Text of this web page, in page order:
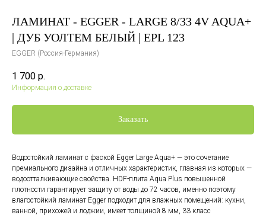
ЛАМИНАТ - EGGER - LARGE 8/33 4V AQUA+
| ДУБ УОЛТЕМ БЕЛЫЙ | EPL 123
EGGER (Россия-Германия)
1 700 р.
Информация о доставке
Заказать
Водостойкий ламинат с фаской Egger Large Aqua+ — это сочетание
премиального дизайна и отличных характеристик, главная из которых —
водоотталкивающие свойства. HDF-плита Aqua Plus повышенной
плотности гарантирует защиту от воды до 72 часов, именно поэтому
влагостойкий ламинат Egger подходит для влажных помещений: кухни,
ванной, прихожей и лоджии, имеет толщиной 8 мм, 33 класс